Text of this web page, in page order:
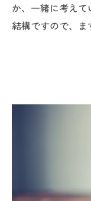
か、一緒に考え
結構ですので、ま